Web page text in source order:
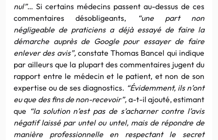
nul”… Si certains médecins passent au-dessus de ces
commentaires désobligeants, “une part non
négligeable de praticiens a déjà essayé de faire la
démarche auprès de Google pour essayer de faire
enlever des avis”,constate Thomas Bancel qui indique
par ailleurs que la plupart des commentaires jugent du
rapport entre le médecin et le patient, et non de son
expertise ou de ses diagnostics. “Évidemment, ils n’ont
eu que des fins de non-recevoir”, a-t-il ajouté, estimant
que “la solution n’est pas de s’acharner contre l’avis
négatif laissé par untel ou untel, mais de répondre de
manière professionnelle en respectant le secret